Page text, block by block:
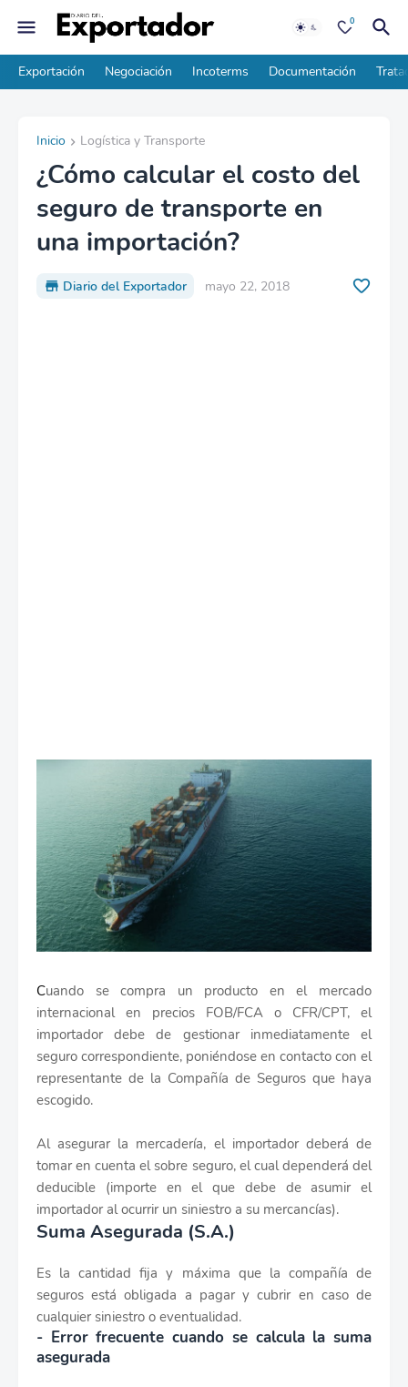
0
Exportación Negociación Incoterms Documentación
Inicio Logística y Transporte
¿Cómo calcular el costo del
seguro de transporte en
una importación?
Diario del Exportador mayo 22, 2018
Cuando se compra un producto en el mercado
internacional en precios FOB/FCA o CFR/CPT, el
importador debe de gestionar inmediatamente el
seguro correspondiente, poniéndose en contacto con el
representante de la Compañía de Seguros que haya
escogido.
Al asegurar la mercadería, el importador deberá de
tomar en cuenta el sobre seguro, el cual dependerá del
deducible (importe en el que debe de asumir el
importador al ocurrir un siniestro a su mercancías).
Suma Asegurada (S.A.)
Es la cantidad fija y máxima que la compañía de
seguros está obligada a pagar y cubrir en caso de
cualquier siniestro o eventualidad.
- Error frecuente cuando se calcula la suma
asegurada